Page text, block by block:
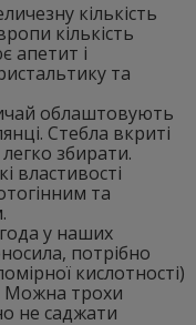
кількість
кількість
апетит і
та
облаштовують
Стебла вкриті
збирати.
властивості
та
у наших
потрібно
кислотності)
Можна трохи
не саджати